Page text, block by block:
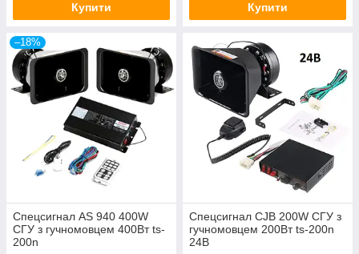
Купити Купити
–18%
Спецсигнал AS 940 400W
СГУ з гучномовцем 400Вт ts-
200n
Спецсигнал CJB 200W СГУ з
гучномовцем 200Вт ts-200n
24В